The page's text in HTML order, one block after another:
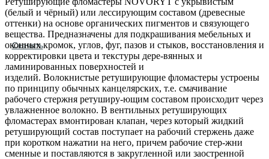
Скачать
(белый и чёрный) или лессирующим составом (древесные
оттенки) на основе органических пигментов и связующего
вещества. Предназначены для подкрашивания мебельных и
оконных кромок, углов, фуг, пазов и стыков, восстановления и
корректировки цвета и текстуры дере-вянных и
ламинированных поверхностей и
изделий. Волокнистые ретуширующие фломастеры устроены
по принципу обычных канцелярских, т.е. смачивание
рабочего стержня ретуширу-ющим составом происходит через
увлажненное волокно. В вентильных ретуширующих
фломастерах вмонтирован клапан, через который жидкий
ретуширующий состав поступает на рабочий стержень даже
при коротком нажатии на него, причем рабочие стер-жни
сменные и поставляются в закругленной или заостренной